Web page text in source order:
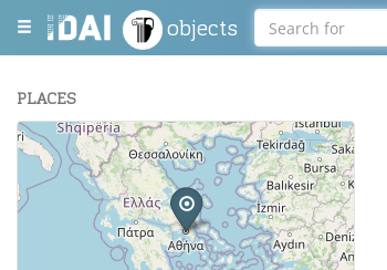
objects
PLACES
+
−